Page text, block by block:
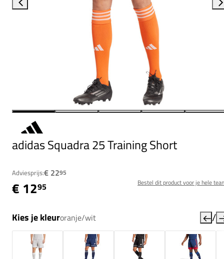
adidas Squadra 25 Training Short
Adviesprijs:€ 2295
€ 1295 Bestel dit product voor je hele
Kies je kleuroranje/wit /